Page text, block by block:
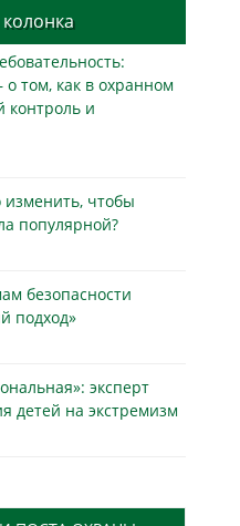
том, как в охранном
контроль и
чтобы
популярной?
безопасности
подход»
эксперт
детей на экстремизм